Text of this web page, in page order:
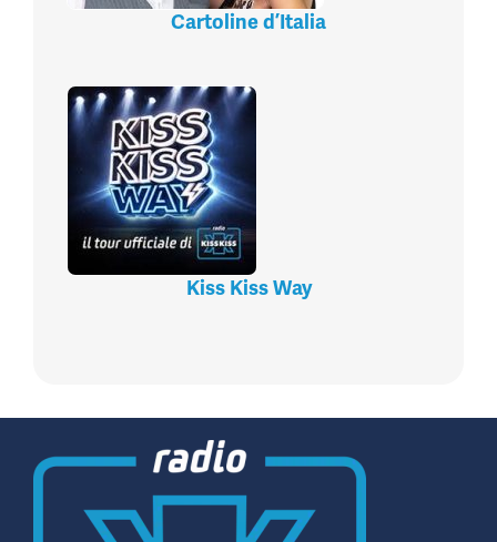
Cartoline d’Italia
Kiss Kiss Way